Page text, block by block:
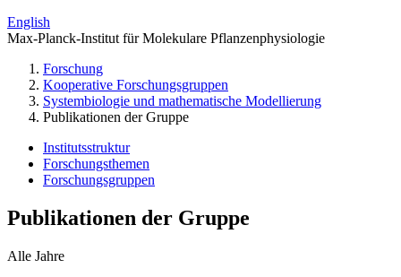
English
Max-Planck-Institut für Molekulare Pflanzenphysiologie
Forschung
Kooperative Forschungsgruppen
Systembiologie und mathematische Modellierung
Publikationen der Gruppe
Institutsstruktur
Forschungsthemen
Forschungsgruppen
Publikationen der Gruppe
Alle Jahre